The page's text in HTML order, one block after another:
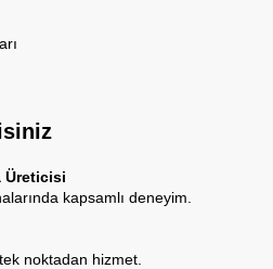
Üreticisi
kapsamlı deneyim.
noktadan hizmet.